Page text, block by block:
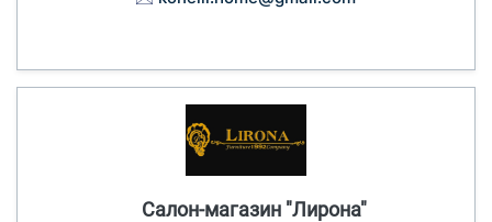
Салон-магазин "Лирона"